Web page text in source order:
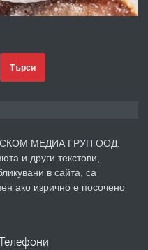
малки детайли за
преди 1 година
Търси
ЕСКОМ МЕДИА ГРУП ООД.
и други текстови,
в сайта, са
ако изрично е посочено